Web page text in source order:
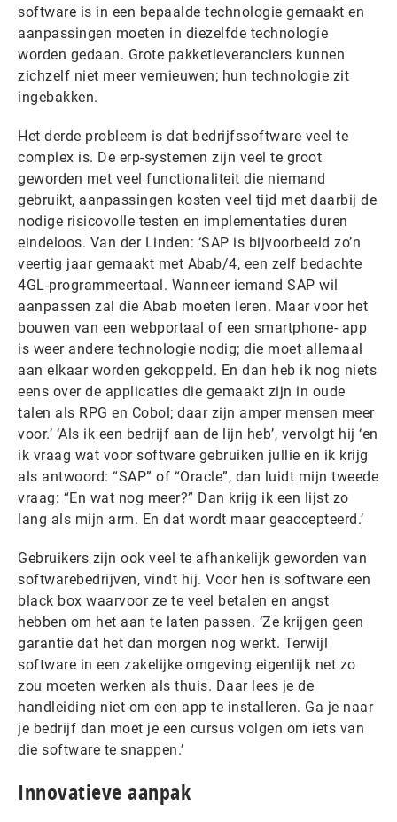
software is in een bepaalde technologie gemaakt en
aanpassingen moeten in diezelfde technologie
worden gedaan. Grote pakketleveranciers kunnen
zichzelf niet meer vernieuwen; hun technologie zit
ingebakken.
Het derde probleem is dat bedrijfssoftware veel te
complex is. De erp-systemen zijn veel te groot
geworden met veel functionaliteit die niemand
gebruikt, aanpassingen kosten veel tijd met daarbij de
nodige risicovolle testen en implementaties duren
eindeloos. Van der Linden: ‘SAP is bijvoorbeeld zo’n
veertig jaar gemaakt met Abab/4, een zelf bedachte
4GL-programmeertaal. Wanneer iemand SAP wil
aanpassen zal die Abab moeten leren. Maar voor het
bouwen van een webportaal of een smartphone- app
is weer andere technologie nodig; die moet allemaal
aan elkaar worden gekoppeld. En dan heb ik nog niets
eens over de applicaties die gemaakt zijn in oude
talen als RPG en Cobol; daar zijn amper mensen meer
voor.’ ‘Als ik een bedrijf aan de lijn heb’, vervolgt hij ‘en
ik vraag wat voor software gebruiken jullie en ik krijg
als antwoord: “SAP” of “Oracle”, dan luidt mijn tweede
vraag: “En wat nog meer?” Dan krijg ik een lijst zo
lang als mijn arm. En dat wordt maar geaccepteerd.’
Gebruikers zijn ook veel te afhankelijk geworden van
softwarebedrijven, vindt hij. Voor hen is software een
black box waarvoor ze te veel betalen en angst
hebben om het aan te laten passen. ‘Ze krijgen geen
garantie dat het dan morgen nog werkt. Terwijl
software in een zakelijke omgeving eigenlijk net zo
zou moeten werken als thuis. Daar lees je de
handleiding niet om een app te installeren. Ga je naar
je bedrijf dan moet je een cursus volgen om iets van
die software te snappen.’
Innovatieve aanpak